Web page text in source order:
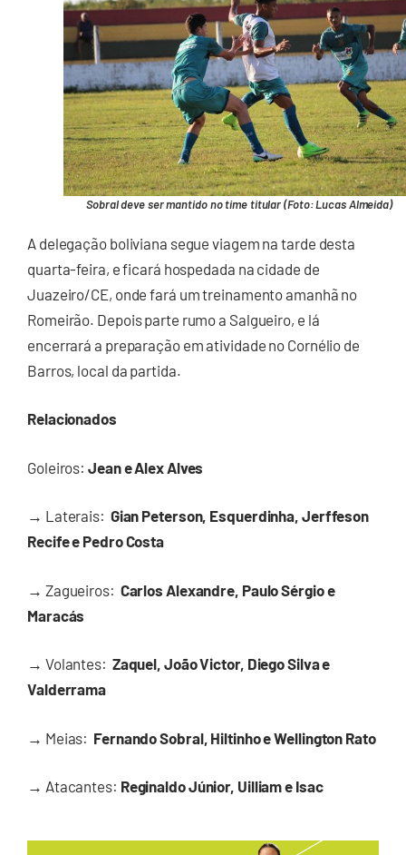
Sobral deve ser mantido no time titular (Foto: Lucas Almeida)
A delegação boliviana segue viagem na tarde desta
quarta-feira, e ficará hospedada na cidade de
Juazeiro/CE, onde fará um treinamento amanhã no
Romeirão. Depois parte rumo a Salgueiro, e lá
encerrará a preparação em atividade no Cornélio de
Barros, local da partida.
Relacionados
Goleiros: Jean e Alex Alves
→ Laterais: Gian Peterson, Esquerdinha, Jerffeson
Recife e Pedro Costa
→ Zagueiros: Carlos Alexandre, Paulo Sérgio e
Maracás
→ Volantes: Zaquel, João Victor, Diego Silva e
Valderrama
→ Meias: Fernando Sobral, Hiltinho e Wellington Rato
→ Atacantes: Reginaldo Júnior, Uilliam e Isac